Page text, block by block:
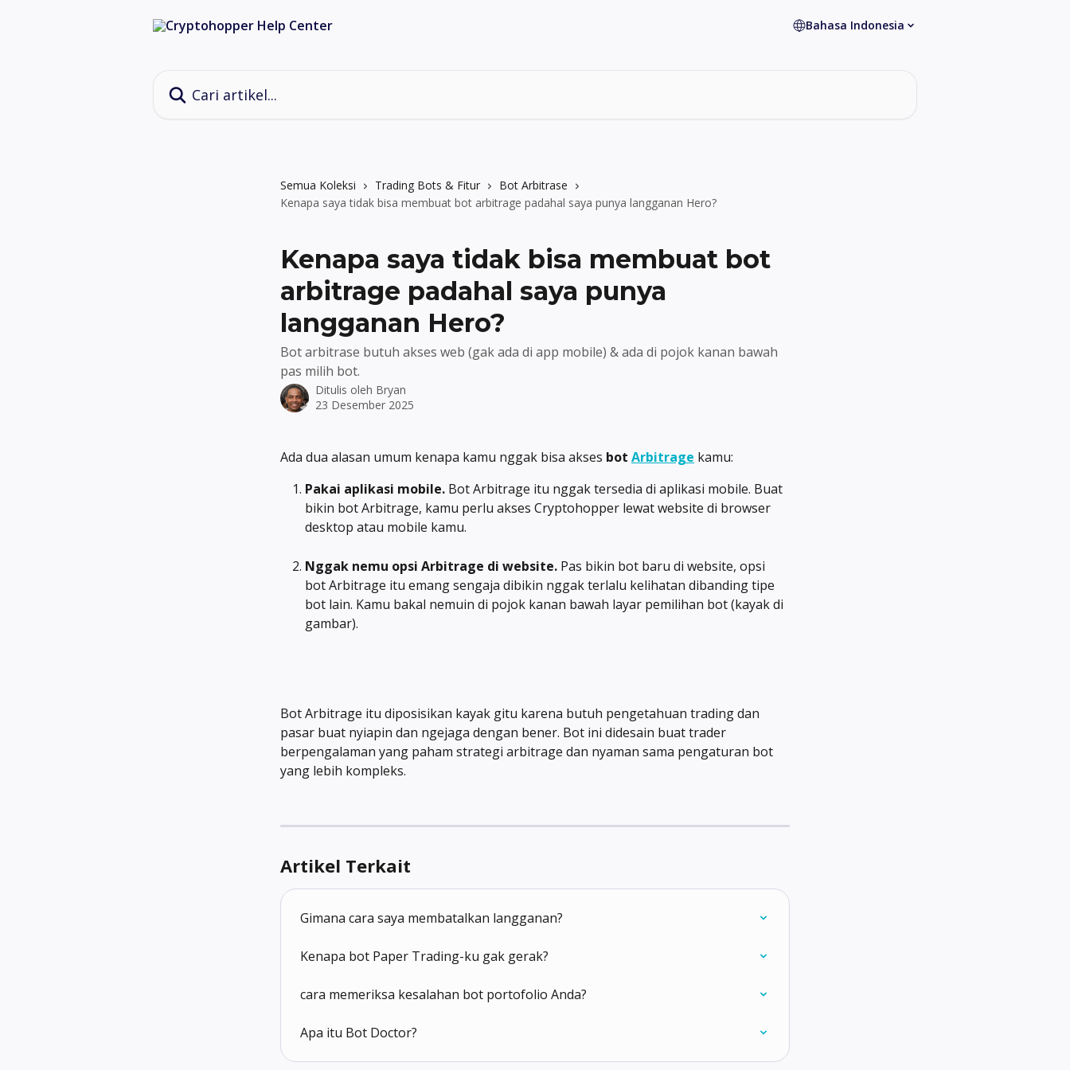
Bahasa Indonesia
Semua Koleksi Trading Bots & Fitur
Bot Arbitrase
Kenapa saya tidak bisa membuat bot arbitrage padahal saya punya langganan Hero?
Kenapa saya tidak bisa membuat bot
arbitrage padahal saya punya
langganan Hero?
Bot arbitrase butuh akses web (gak ada di app mobile) & ada di pojok kanan bawah
pas milih bot.
Ditulis oleh Bryan
23 Desember 2025
Ada dua alasan umum kenapa kamu nggak bisa akses bot Arbitrage kamu:
Pakai aplikasi mobile. Bot Arbitrage itu nggak tersedia di aplikasi mobile. Buat
bikin bot Arbitrage, kamu perlu akses Cryptohopper lewat website di browser
desktop atau mobile kamu.
Nggak nemu opsi Arbitrage di website. Pas bikin bot baru di website, opsi
bot Arbitrage itu emang sengaja dibikin nggak terlalu kelihatan dibanding tipe
bot lain. Kamu bakal nemuin di pojok kanan bawah layar pemilihan bot (kayak di
gambar).
Bot Arbitrage itu diposisikan kayak gitu karena butuh pengetahuan trading dan
pasar buat nyiapin dan ngejaga dengan bener. Bot ini didesain buat trader
berpengalaman yang paham strategi arbitrage dan nyaman sama pengaturan bot
yang lebih kompleks.
Artikel Terkait
Gimana cara saya membatalkan langganan?
Kenapa bot Paper Trading-ku gak gerak?
cara memeriksa kesalahan bot portofolio Anda?
Apa itu Bot Doctor?